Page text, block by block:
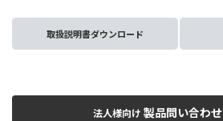
取扱説明書ダウンロード
法人様向け 製品問い合わ